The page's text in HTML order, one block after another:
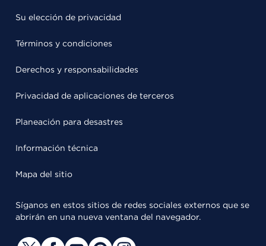
Su elección de privacidad
Términos y condiciones
Derechos y responsabilidades
Privacidad de aplicaciones de terceros
Planeación para desastres
Información técnica
Mapa del sitio
Síganos en estos sitios de redes sociales externos que se
abrirán en una nueva ventana del navegador.